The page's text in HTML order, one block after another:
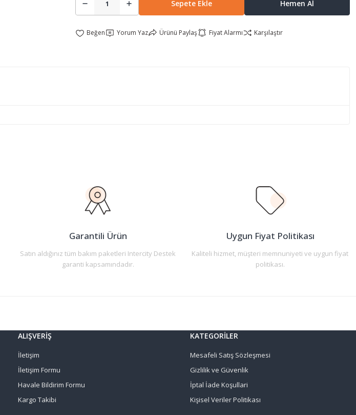
Sepete Ekle Hemen Al
Yorum Yaz Ürünü Paylaş Fiyat Alarmı Karşılaştır
Garantili Ürün
Satın aldığınız tüm bakım paketleri Intercity Destek
garanti kapsamındadır.
Uygun Fiyat Politikası
Kaliteli hizmet, müşteri memnuniyeti ve uygun fiyat
politikası.
ALIŞVERİŞ
İletişim
İletişim Formu
Havale Bildirim Formu
Kargo Takibi
KATEGORİLER
Mesafeli Satış Sözleşmesi
Gizlilik ve Güvenlik
İptal İade Koşullari
Kişisel Veriler Politikası